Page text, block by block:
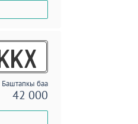
KKX
Баштапкы баа
42 000